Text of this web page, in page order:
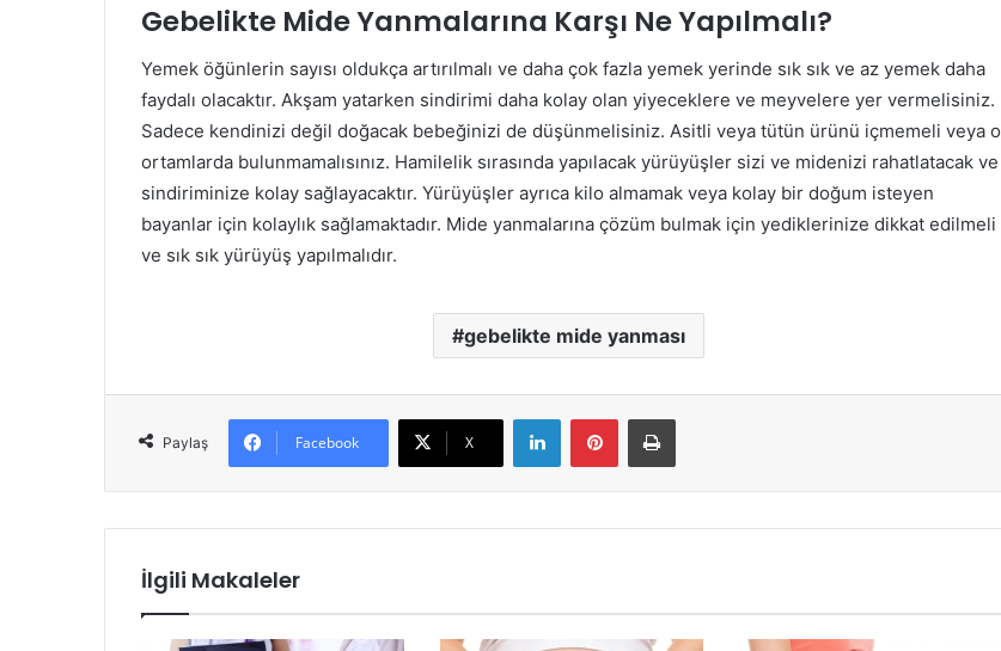
Gebelikte Mide Yanmalarına Karşı Ne Yapılmalı?
Yemek öğünlerin sayısı oldukça artırılmalı ve daha çok fazla yemek yerinde sık sık ve az yemek daha
faydalı olacaktır. Akşam yatarken sindirimi daha kolay olan yiyeceklere ve meyvelere yer vermelisiniz.
Sadece kendinizi değil doğacak bebeğinizi de düşünmelisiniz. Asitli veya tütün ürünü içmemeli veya o
ortamlarda bulunmamalısınız. Hamilelik sırasında yapılacak yürüyüşler sizi ve midenizi rahatlatacak ve
sindiriminize kolay sağlayacaktır. Yürüyüşler ayrıca kilo almamak veya kolay bir doğum isteyen
bayanlar için kolaylık sağlamaktadır. Mide yanmalarına çözüm bulmak için yediklerinize dikkat edilmeli
ve sık sık yürüyüş yapılmalıdır.
gebelikte mide yanması
Paylaş Facebook X
LinkedInPinterestYazdır
İlgili Makaleler